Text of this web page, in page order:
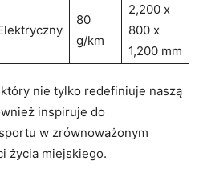
80
g/km
2,200 x
800 x
1,200 mm
nie tylko redefiniuje naszą
inspiruje do
w zrównoważonym
życia miejskiego.